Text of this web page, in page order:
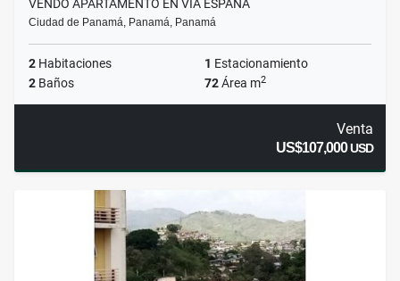
VENDO APARTAMENTO EN VIA ESPAÑA
Ciudad de Panamá, Panamá, Panamá
2 Habitaciones 1 Estacionamiento
2 Baños 72Área m2
Venta
US$107,000USD